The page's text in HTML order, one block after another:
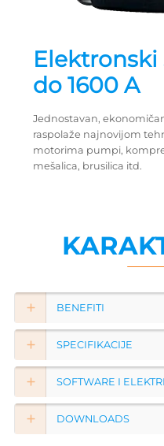
Elektronski
do 1600 A
Jednostavan,
raspolaže najnovijom
motorima pumpi,
mešalica, brusilica itd.
BENEFITI
SPECIFIKACIJE
SOFTWARE I
DOWNLOADS